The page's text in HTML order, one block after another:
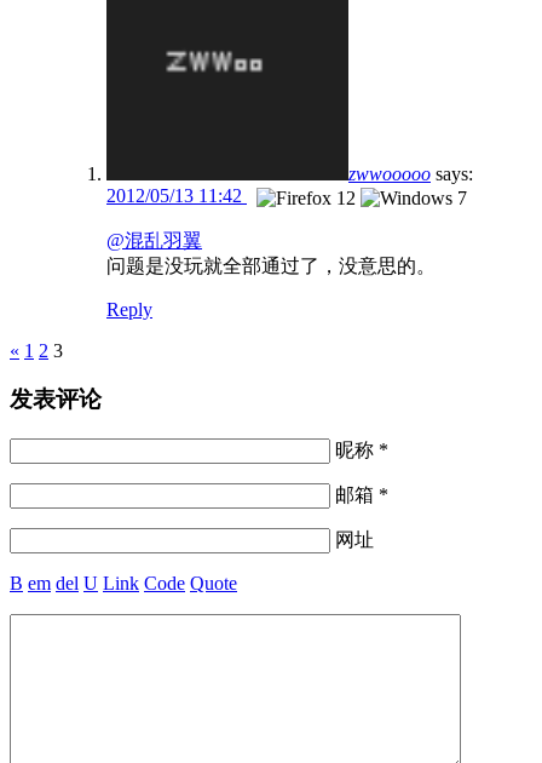
zwwooooo says:
2012/05/13 11:42
@混乱羽翼
问题是没玩就全部通过了，没意思的。
Reply
Pages
« 1 2 3
发表评论
昵称 *
邮箱 *
网址
B em del U Link Code Quote